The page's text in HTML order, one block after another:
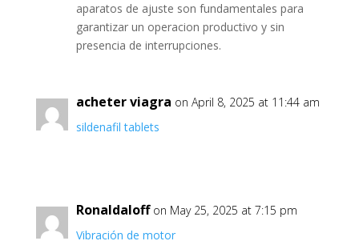
aparatos de ajuste son fundamentales para
garantizar un operacion productivo y sin
presencia de interrupciones.
acheter viagra on April 8, 2025 at 11:44 am
sildenafil tablets
Ronaldaloff on May 25, 2025 at 7:15 pm
Vibración de motor